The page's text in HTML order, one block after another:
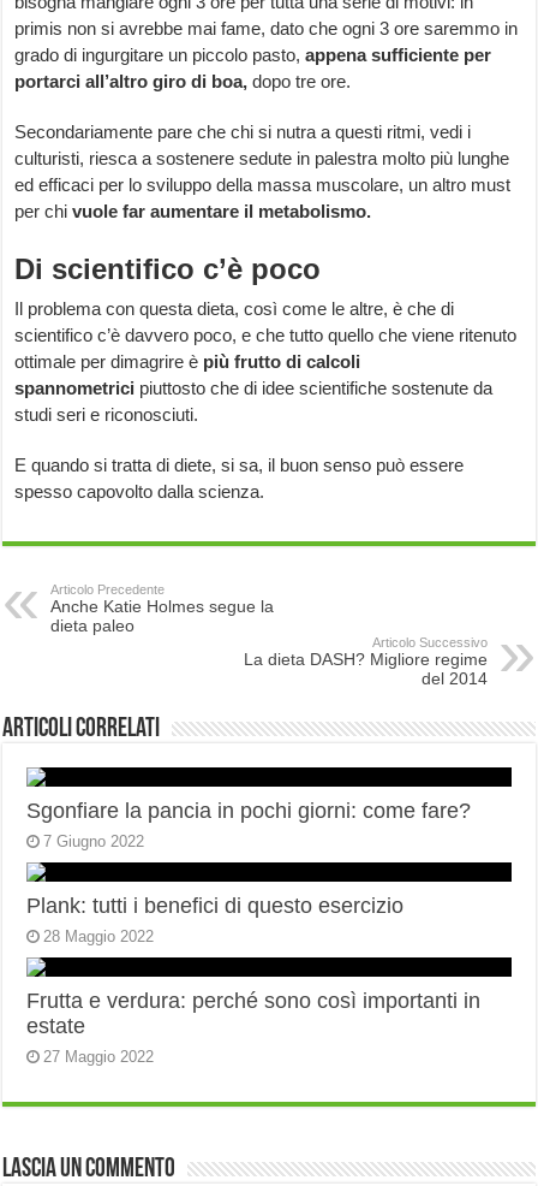
primis non si avrebbe mai fame, dato che ogni 3 ore saremmo in
grado di ingurgitare un piccolo pasto,appena sufficiente per
portarci all’altro giro di boa,dopo tre ore.
Secondariamente pare che chi si nutra a questi ritmi, vedi i
culturisti, riesca a sostenere sedute in palestra molto più lunghe
ed efficaci per lo sviluppo della massa muscolare, un altro must
per chivuole far aumentare il metabolismo.
Di scientifico c’è poco
Il problema con questa dieta, così come le altre, è che di
scientifico c’è davvero poco, e che tutto quello che viene ritenuto
ottimale per dimagrire è più frutto di calcoli
spannometrici piuttosto che di idee scientifiche sostenute da
studi seri e riconosciuti.
E quando si tratta di diete, si sa, il buon senso può essere
spesso capovolto dalla scienza.
Articolo Precedente
Anche Katie Holmes segue la
dieta paleo
Articolo Successivo
La dieta DASH? Migliore regime
del 2014
Articoli correlati
Sgonfiare la pancia in pochi giorni: come fare?
7 Giugno 2022
Plank: tutti i benefici di questo esercizio
28 Maggio 2022
Frutta e verdura: perché sono così importanti in
estate
27 Maggio 2022
Lascia un commento